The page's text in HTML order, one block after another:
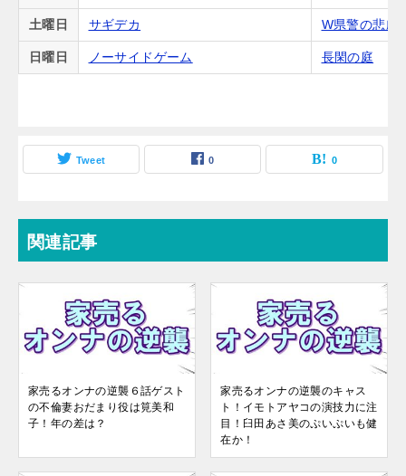
土曜日 サギデカ W県警の悲劇
日曜日 ノーサイドゲーム 長閑の庭
Tweet 0 0
関連記事
家売るオンナの逆襲６話ゲスト
の不倫妻おだまり役は筧美和
子！年の差は？
家売るオンナの逆襲のキャス
ト！イモトアヤコの演技力に注
目！臼田あさ美のぷいぷいも健
在か！